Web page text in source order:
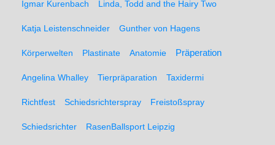
Igmar Kurenbach Linda, Todd and the Hairy Two
Katja Leistenschneider Gunther von Hagens
Körperwelten Plastinate Anatomie Präperation
Angelina Whalley Tierpräparation Taxidermi
Richtfest Schiedsrichterspray Freistoßspray
Schiedsrichter RasenBallsport Leipzig